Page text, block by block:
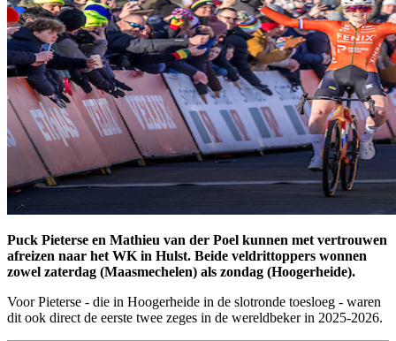
Puck Pieterse en Mathieu van der Poel kunnen met vertrouwen
afreizen naar het WK in Hulst. Beide veldrittoppers wonnen
zowel zaterdag (Maasmechelen) als zondag (Hoogerheide).
Voor Pieterse - die in Hoogerheide in de slotronde toesloeg - waren
dit ook direct de eerste twee zeges in de wereldbeker in 2025-2026.